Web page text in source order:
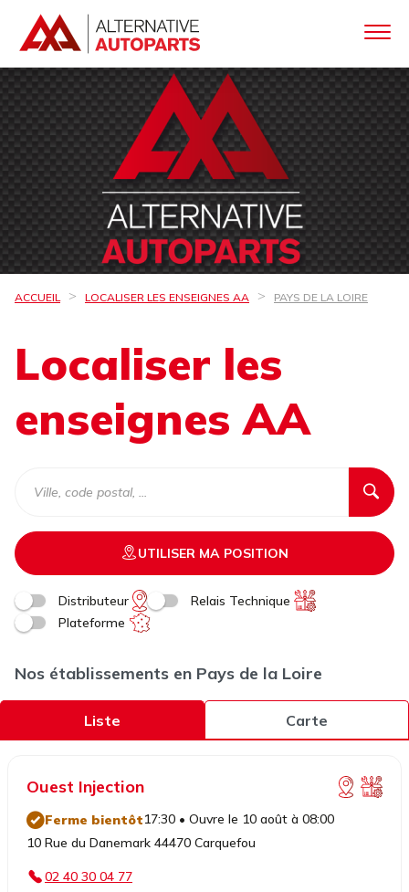
ACCUEIL LOCALISER LES ENSEIGNES AA PAYS DE LA LOIRE
Localiser les
enseignes AA
UTILISER MA POSITION
Distributeur
Relais Technique
Plateforme
Nos établissements en Pays de la Loire
Liste Carte
Ouest Injection
Ferme bientôt17:30 • Ouvre le 10 août à 08:00
10 Rue du Danemark 44470 Carquefou
02 40 30 04 77